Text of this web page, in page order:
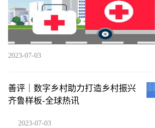
2023-07-03
善评｜数字乡村助力打造乡村振兴
齐鲁样板-全球热讯
2023-07-03